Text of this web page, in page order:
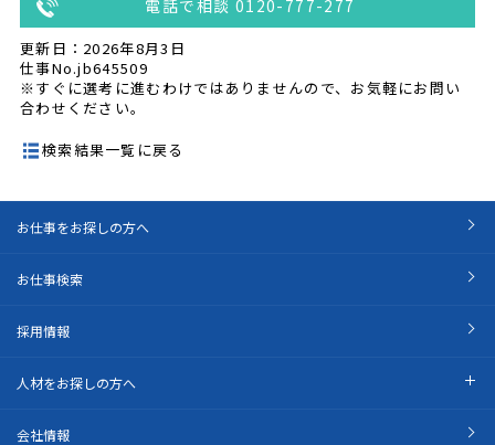
電話で相談 0120-777-277
更新日：2026年8月3日
仕事No.jb645509
※すぐに選考に進むわけではありませんので、お気軽にお問い
合わせください。
検索結果一覧に戻る
お仕事をお探しの方へ
お仕事検索
採用情報
人材をお探しの方へ
会社情報